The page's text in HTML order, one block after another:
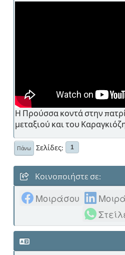
Η Προύσσα κοντά στην
μεταξιού και του
Πάνω Σελίδες 1
Κοινοποιήστε σε:
Μοιράσου